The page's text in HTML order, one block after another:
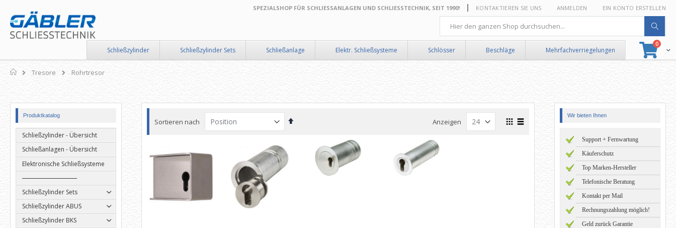
zum
Inhalt
SPEZIALSHOP FÜR SCHLIESSANLAGEN UND SCHLIESSTECHNIK, SEIT 1990! KONTAKTIEREN SIE UNS ANMELDEN EIN KONTO ERSTELLEN
0Artikel
Suche
Suche
Schließzylinder Schließzylinder Sets Schließanlage Elektr. Schließsysteme Schlösser Beschläge Mehrfachverriegelungen
Home
Tresore Rohrtresor
Sortieren nach
In
Ansicht
Anzeigen
Produktkatalog
Schließzylinder - Übersicht
Schließanlagen - Übersicht
Elektronische Schließsysteme
Schließzylinder Sets
Schließzylinder ABUS
Schließzylinder BKS
Wir bieten Ihnen
Support + Fernwartung
Käuferschutz
Top Marken-Hersteller
Telefonische Beratung
Kontakt per Mail
Rechnungszahlung möglich!
Geld zurück Garantie